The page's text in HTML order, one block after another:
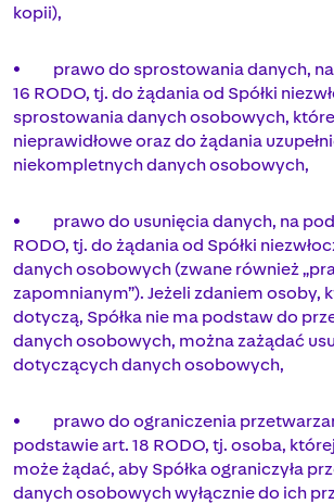
kopii),
• prawo do sprostowania danych, na
16 RODO, tj. do żądania od Spółki
sprostowania danych osobowych,
nieprawidłowe oraz do żądania
niekompletnych danych osobowych,
• prawo do usunięcia danych, na
RODO, tj. do żądania od Spółki
danych osobowych (zwane również
zapomnianym”). Jeżeli zdaniem osoby,
dotyczą, Spółka nie ma podstaw do
danych osobowych, można zażądać
dotyczących danych osobowych,
• prawo do ograniczenia
podstawie art. 18 RODO, tj. osoba,
może żądać, aby Spółka ograniczyła
danych osobowych wyłącznie do ich